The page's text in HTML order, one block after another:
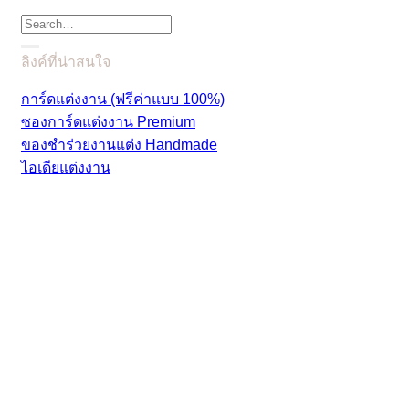
Search
for:
ลิงค์ที่น่าสนใจ
การ์ดแต่งงาน (ฟรีค่าแบบ 100%)
ซองการ์ดแต่งงาน Premium
ของชำร่วยงานแต่ง Handmade
ไอเดียแต่งงาน